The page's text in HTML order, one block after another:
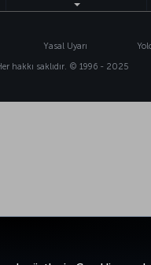
Yasal Uyarı
hakkı saklıdır. © 1996 - 2025